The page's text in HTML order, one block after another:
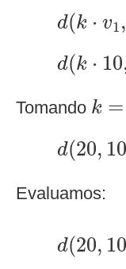
d(k ⋅ v1,
d k⋅
d(k ⋅ 10
d k ⋅
Tomando k =
k
d(20, 10
d(20,
Evaluamos:
d(20, 10